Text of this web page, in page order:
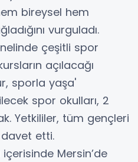
bireysel hem
vurguladı.
çeşitli spor
açılacağı
sporla yaşa'
spor okulları, 2
Yetkililer, tüm gençleri
etti.
Mersin’de